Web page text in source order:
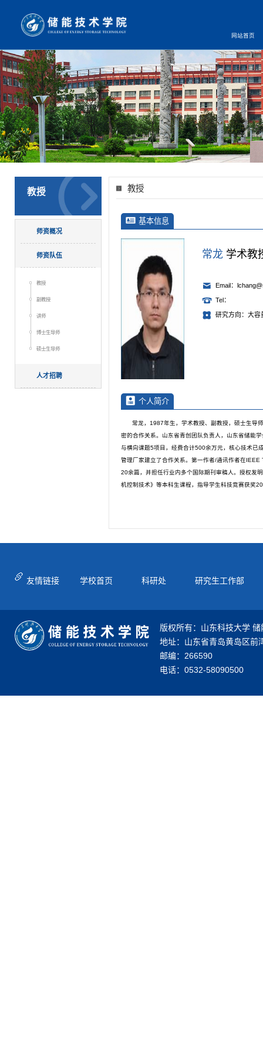
网站首页
教授
师资概况
师资队伍
教授
副教授
讲师
博士生导师
硕士生导师
人才招聘
教授
基本信息
常龙 学术教
Email：
Tel：
研究方向：大容
个人简介
常龙，1987年生，学术教授、副教授，硕士生导
密的合作关系。山东省青创团队负责人，山东省储能
与横向课题5项目，经费合计500余万元，核心技术已
管理厂家建立了合作关系。第一作者/通讯作者在
20余篇，并担任行业内多个国际期刊审稿人。授权发
机控制技术》等本科生课程，指导学生科技竞赛获奖
友情链接 学校首页 科研处 研究生工作部
版权所有：山东科技大学
地址：山东省青岛黄岛区前
邮编：266590
电话：0532-58090500